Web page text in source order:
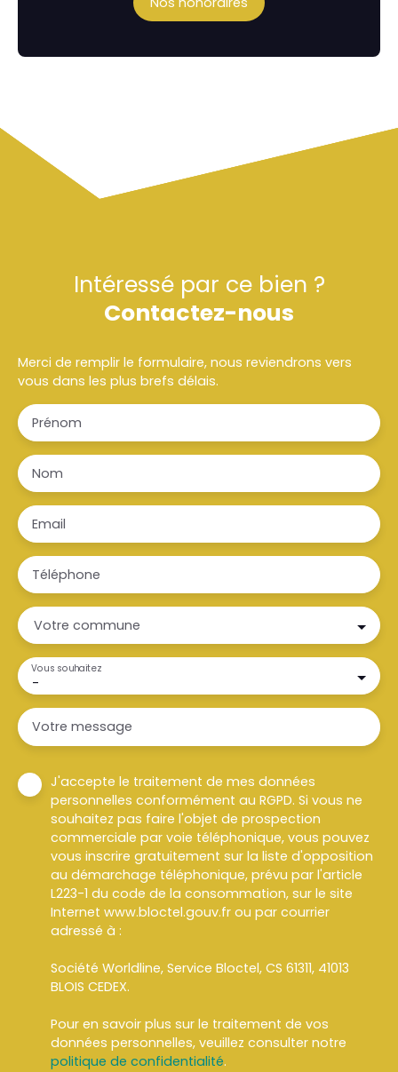
Intéressé par ce bien ?
Contactez-nous
Merci de remplir le formulaire, nous reviendrons vers
vous dans les plus brefs délais.
Prénom
Nom
Email
Téléphone
Votre commune
-
Vous souhaitez
Votre message
J'accepte le traitement de mes données
personnelles conformément au RGPD. Si vous ne
souhaitez pas faire l'objet de prospection
commerciale par voie téléphonique, vous pouvez
vous inscrire gratuitement sur la liste d'opposition
au démarchage téléphonique, prévu par l'article
L223-1 du code de la consommation, sur le site
Internet www.bloctel.gouv.fr ou par courrier
adressé à :
Société Worldline, Service Bloctel, CS 61311, 41013
BLOIS CEDEX.
Pour en savoir plus sur le traitement de vos
données personnelles, veuillez consulter notre
politique de confidentialité.